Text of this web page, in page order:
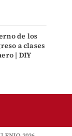
de los
a clases
| DIY